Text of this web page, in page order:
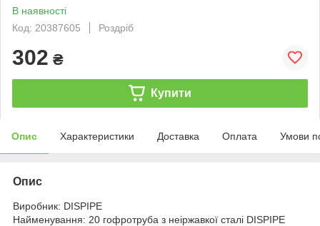
В наявності
Код: 20387605
Роздріб
302 ₴
Купити
Опис Характеристики Доставка Оплата Умови
Опис
Виробник: DISPIPE
Найменування: 20 гофротруба з неіржавкої сталі DISPIPE